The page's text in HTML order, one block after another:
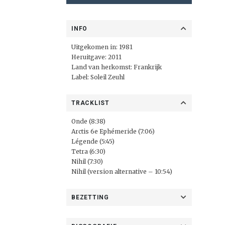
INFO
Uitgekomen in: 1981
Heruitgave: 2011
Land van herkomst: Frankrijk
Label: Soleil Zeuhl
TRACKLIST
Onde (8:38)
Arctis 6e Ephémeride (7:06)
Légende (5:45)
Tetra (6:30)
Nihil (7:30)
Nihil (version alternative – 10:54)
BEZETTING